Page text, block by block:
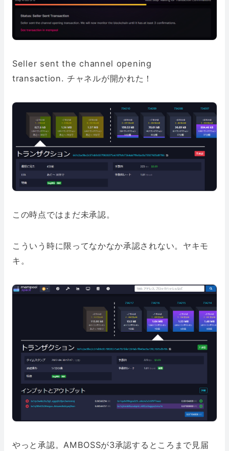
Seller sent the channel opening
transaction. チャネルが開かれた！
この時点ではまだ未承認。
こういう時に限ってなかなか承認されない。ヤキモ
キ。
やっと承認。AMBOSSが3承認するところまで見届